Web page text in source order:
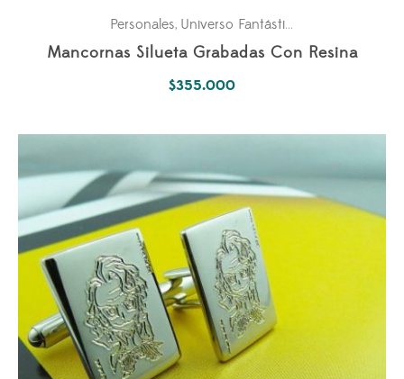
Personales, Universo Fantástico
Mancornas Silueta Grabadas Con Resina
$355.000